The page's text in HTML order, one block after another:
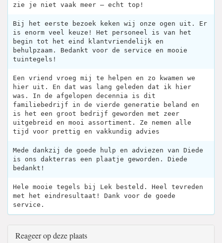
zie je niet vaak meer – echt top!
Bij het eerste bezoek keken wij onze ogen uit. Er
is enorm veel keuze! Het personeel is van het
begin tot het eind klantvriendelijk en
behulpzaam. Bedankt voor de service en mooie
tuintegels!
Een vriend vroeg mij te helpen en zo kwamen we
hier uit. En dat was lang geleden dat ik hier
was. In de afgelopen decennia is dit
familiebedrijf in de vierde generatie beland en
is het een groot bedrijf geworden met zeer
uitgebreid en mooi assortiment. Ze nemen alle
tijd voor prettig en vakkundig advies
Mede dankzij de goede hulp en adviezen van Diede
is ons dakterras een plaatje geworden. Diede
bedankt!
Hele mooie tegels bij Lek besteld. Heel tevreden
met het eindresultaat! Dank voor de goede
service.
Reageer op deze plaats